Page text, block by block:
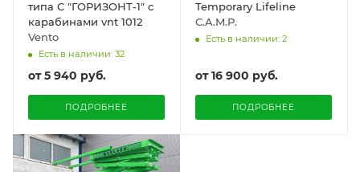
типа С "ГОРИЗОНТ-1" с
карабинами vnt 1012
Vento
Есть в наличии: 32
от5 940 руб.
ПОДРОБНЕЕ
Temporary Lifeline
C.A.M.P.
Есть в наличии: 2
от16 900 руб.
ПОДРОБНЕЕ